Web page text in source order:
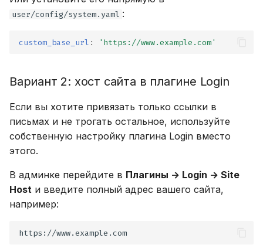
user/config/system.yaml :
custom_base_url : 'https://www.example.com'
Вариант 2: хост сайта в плагине Login
Если вы хотите привязать только ссылки в
письмах и не трогать остальное, используйте
собственную настройку плагина Login вместо
этого.
В админке перейдите в Плагины → Login → Site
Host и введите полный адрес вашего сайта,
например: